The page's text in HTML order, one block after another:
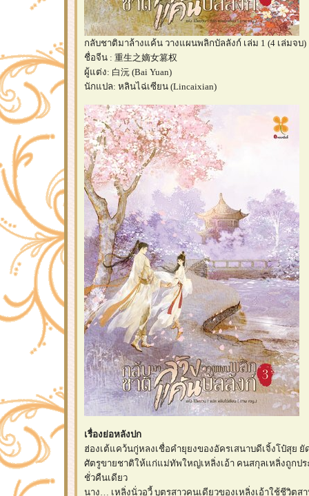
กลับชาติมาล้างแค้น วางแผนพลิกบัลลังก์ เล่ม 1 (4 เล่มจบ)
ชื่อจีน : 重生之嫡女篡权
ผู้แต่ง: 白沅 (Bai Yuan)
นักแปล: หลินไฉ่เซียน (Lincaixian)
เรื่องย่อหลังปก
ฮ่องเต้แคว้นกู่หลงเชื่อคำยุยงของอัครเสนาบดีเจิ้งโป๋สุย
ศัตรูขายชาติให้แก่แม่ทัพใหญ่เหลิ่งเอ้า คนสกุลเหลิ่งถูกป
ชั่วคืนเดียว
นาง… เหลิ่งนั่วอวี้ บุตรสาวคนเดียวของเหลิ่งเอ้าใช้ชีวิตส